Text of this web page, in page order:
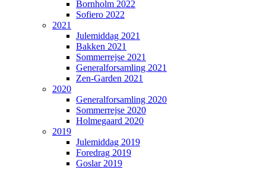
Bornholm 2022
Sofiero 2022
2021
Julemiddag 2021
Bakken 2021
Sommerrejse 2021
Generalforsamling 2021
Zen-Garden 2021
2020
Generalforsamling 2020
Sommerrejse 2020
Holmegaard 2020
2019
Julemiddag 2019
Foredrag 2019
Goslar 2019